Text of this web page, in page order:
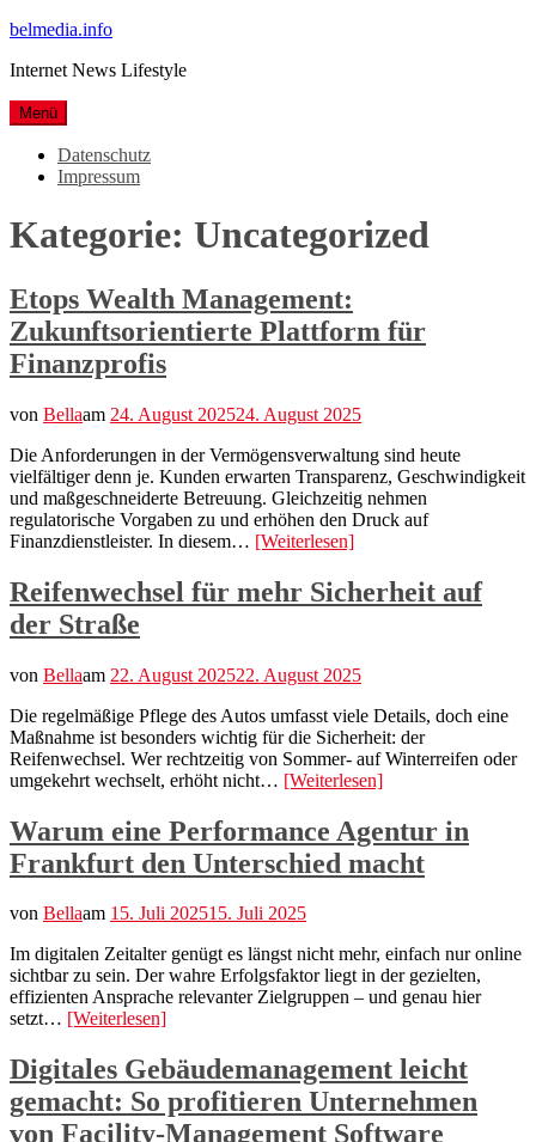
Weiter
Inhalt
belmedia.info
Internet News Lifestyle
Menü
Datenschutz
Impressum
Kategorie: Uncategorized
Etops Wealth Management:
Zukunftsorientierte Plattform für
Finanzprofis
von Bellaam 24. August 202524. August 2025
Die Anforderungen in der Vermögensverwaltung sind heute
vielfältiger denn je. Kunden erwarten Transparenz, Geschwindigkeit
und maßgeschneiderte Betreuung. Gleichzeitig nehmen
regulatorische Vorgaben zu und erhöhen den Druck auf
Finanzdienstleister. In diesem… [Weiterlesen]
Reifenwechsel für mehr Sicherheit auf
der Straße
von Bellaam 22. August 202522. August 2025
Die regelmäßige Pflege des Autos umfasst viele Details, doch eine
Maßnahme ist besonders wichtig für die Sicherheit: der
Reifenwechsel. Wer rechtzeitig von Sommer- auf Winterreifen oder
umgekehrt wechselt, erhöht nicht… [Weiterlesen]
Warum eine Performance Agentur in
Frankfurt den Unterschied macht
von Bellaam 15. Juli 202515. Juli 2025
Im digitalen Zeitalter genügt es längst nicht mehr, einfach nur online
sichtbar zu sein. Der wahre Erfolgsfaktor liegt in der gezielten,
effizienten Ansprache relevanter Zielgruppen – und genau hier
setzt… [Weiterlesen]
Digitales Gebäudemanagement leicht
gemacht: So profitieren Unternehmen
von Facility-Management Software